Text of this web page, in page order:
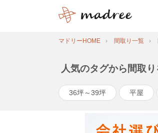
マドリーHOME 間取り一覧
人気のタグから間取
36坪～39坪 平屋